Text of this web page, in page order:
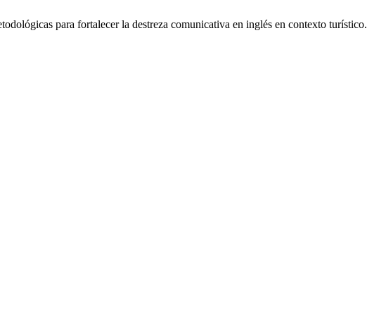
para fortalecer la destreza comunicativa en inglés en contexto turístico.